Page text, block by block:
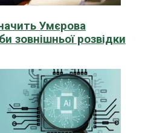
Умєрова
зовнішньої розвідки